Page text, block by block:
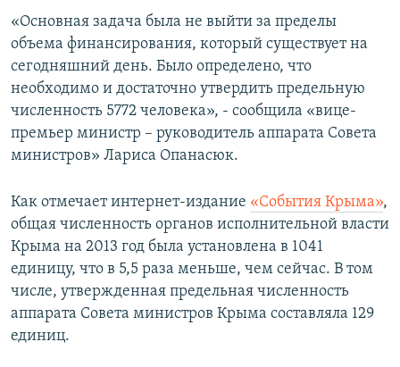
Все сайты RFE/RL
«Основная задача была не выйти за пределы
объема финансирования, который существует на
сегодняшний день. Было определено, что
необходимо и достаточно утвердить предельную
численность 5772 человека», - сообщила «вице-
премьер министр – руководитель аппарата Совета
министров» Лариса Опанасюк.
Как отмечает интернет-издание «События Крыма»,
общая численность органов исполнительной власти
Крыма на 2013 год была установлена в 1041
единицу, что в 5,5 раза меньше, чем сейчас. В том
числе, утвержденная предельная численность
аппарата Совета министров Крыма составляла 129
единиц.